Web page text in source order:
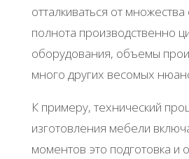
отталкиваться от
полнота производственно
оборудования, объемы
много других весомых
К примеру, технический
изготовления мебели
моментов это подготовка и